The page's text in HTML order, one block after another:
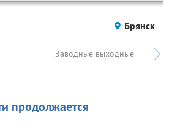
Брянск
Заводные выходные
продолжается